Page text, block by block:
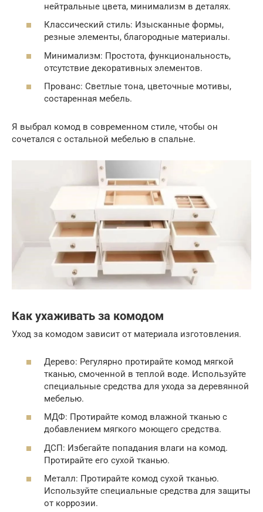
нейтральные цвета, минимализм в деталях.
Классический стиль: Изысканные формы,
резные элементы, благородные материалы.
Минимализм: Простота, функциональность,
отсутствие декоративных элементов.
Прованс: Светлые тона, цветочные мотивы,
состаренная мебель.
Я выбрал комод в современном стиле, чтобы он
сочетался с остальной мебелью в спальне.
Как ухаживать за комодом
Уход за комодом зависит от материала изготовления.
Дерево: Регулярно протирайте комод мягкой
тканью, смоченной в теплой воде. Используйте
специальные средства для ухода за деревянной
мебелью.
МДФ: Протирайте комод влажной тканью с
добавлением мягкого моющего средства.
ДСП: Избегайте попадания влаги на комод.
Протирайте его сухой тканью.
Металл: Протирайте комод сухой тканью.
Используйте специальные средства для защиты
от коррозии.